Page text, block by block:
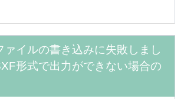
ァイルの書き込みに失敗しまし
形式で出力ができない場合の